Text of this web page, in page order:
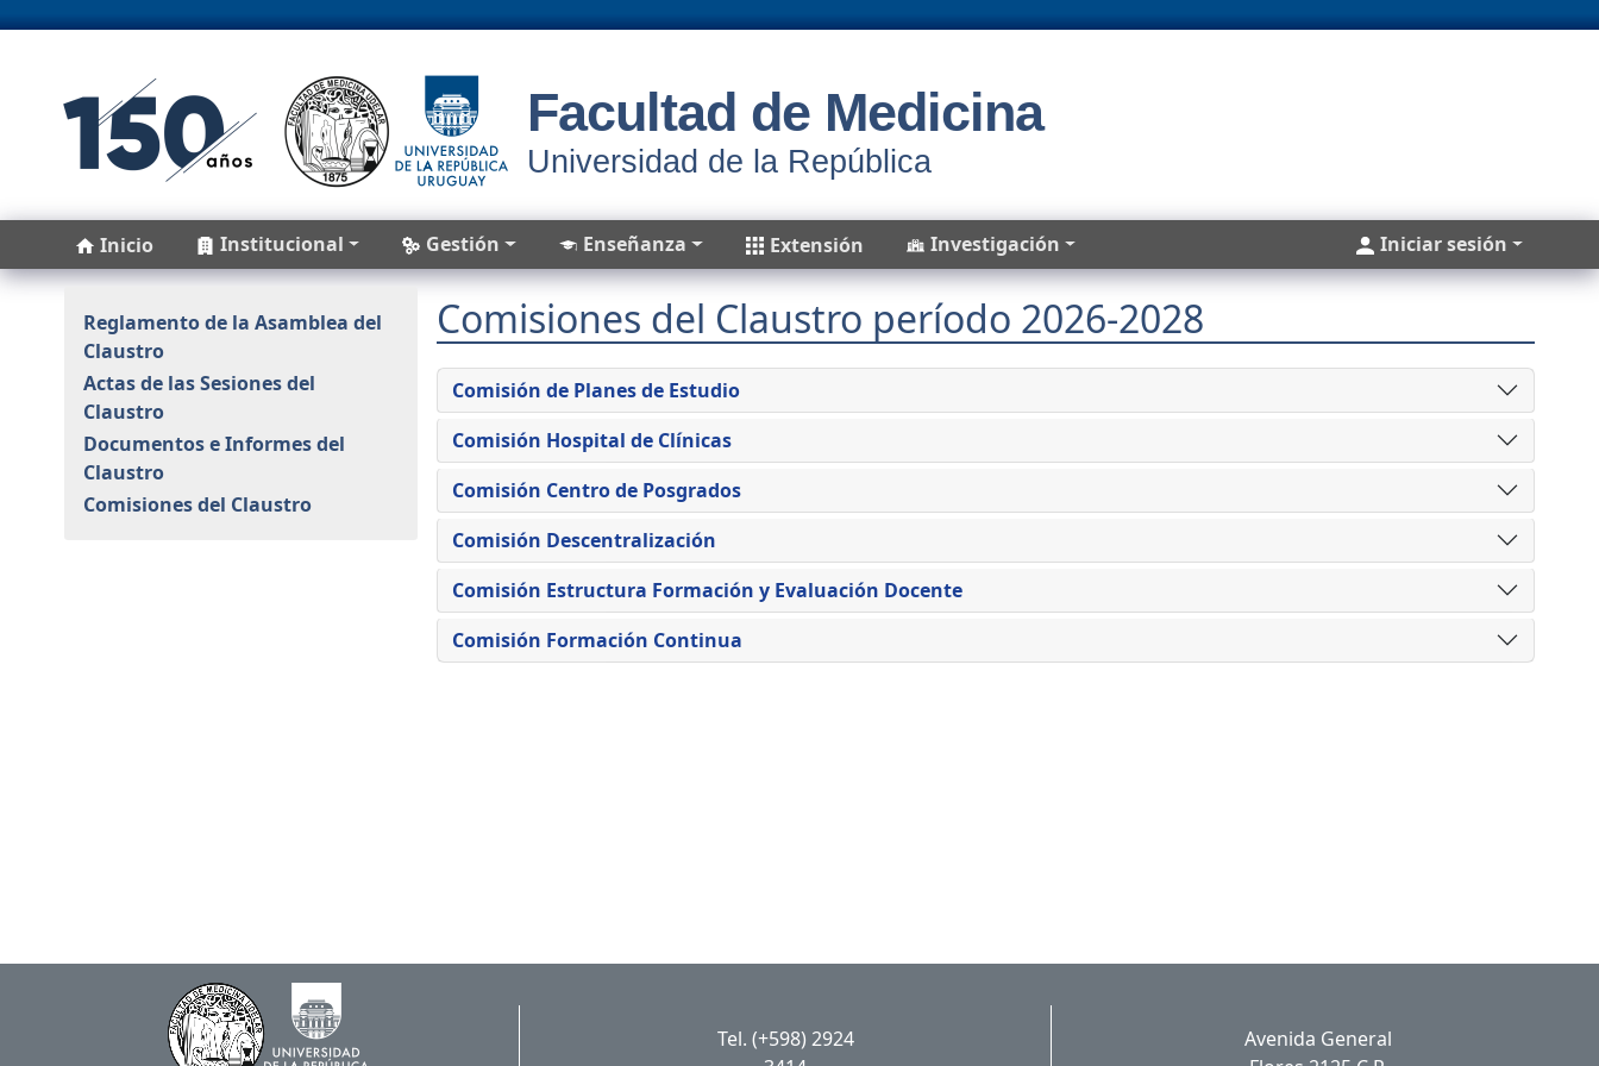
Facultad de Medicina
Universidad de la República
Main navigation
Inicio Institucional Gestión Enseñanza Extensión Investigación Cuentas
Iniciar sesión
Claustro
Reglamento de la Asamblea del
Claustro
Actas de las Sesiones del
Claustro
Documentos e Informes del
Claustro
Comisiones del Claustro
Comisiones del Claustro período 2026-2028
Comisión de Planes de Estudio
Comisión Hospital de Clínicas
Comisión Centro de Posgrados
Comisión Descentralización
Comisión Estructura Formación y Evaluación Docente
Comisión Formación Continua
Tel. (+598) 2924
Avenida General